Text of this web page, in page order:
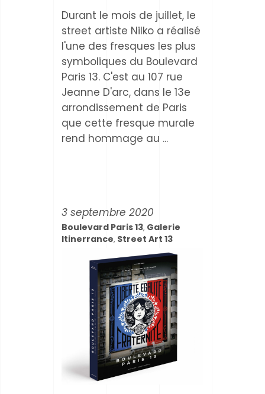
Durant le mois de juillet, le
street artiste Nilko a réalisé
l'une des fresques les plus
symboliques du Boulevard
Paris 13. C'est au 107 rue
Jeanne D'arc, dans le 13e
arrondissement de Paris
que cette fresque murale
rend hommage au
3 septembre 2020
Boulevard Paris 13, Galerie
Itinerrance, Street Art 13